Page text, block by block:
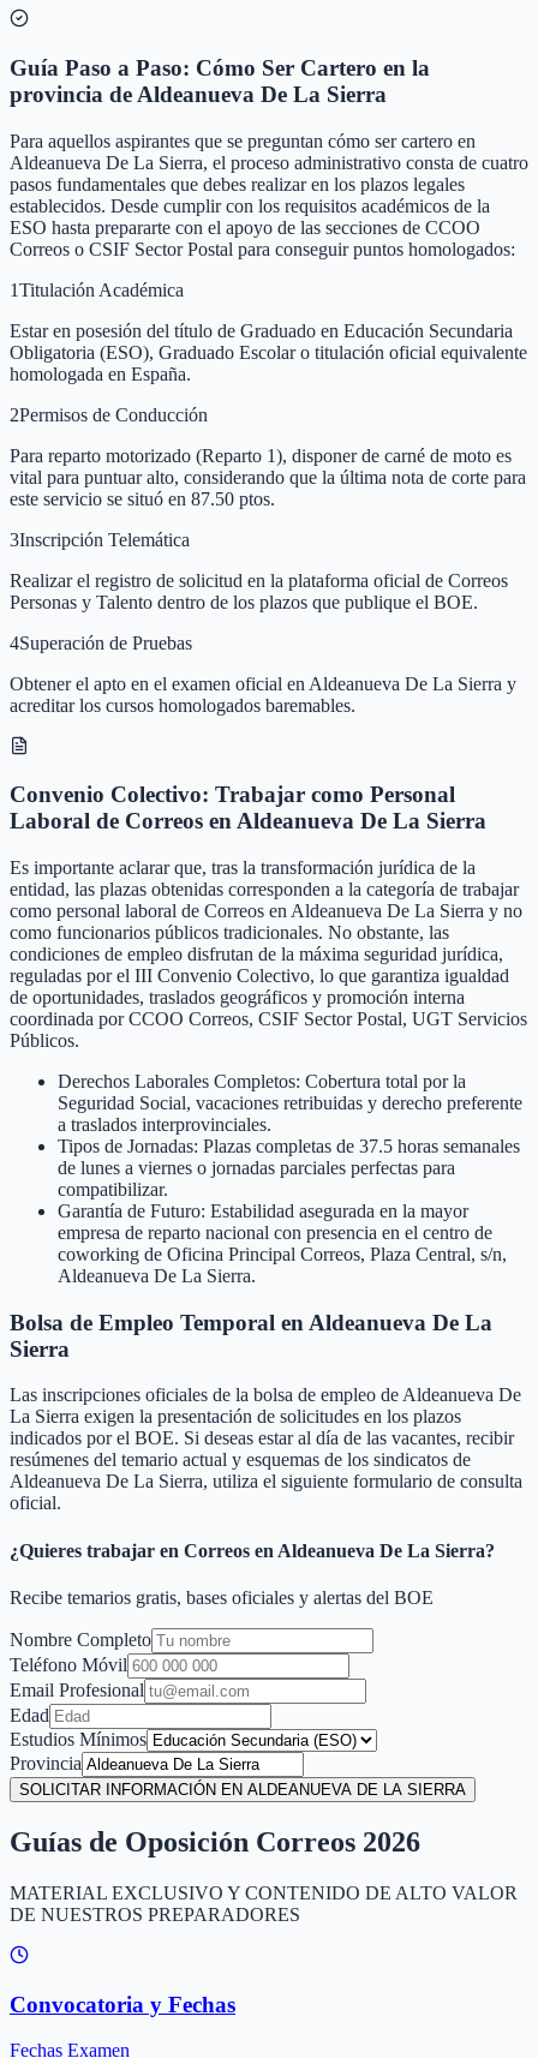
Guía Paso a Paso: Cómo Ser Cartero en la
provincia de Aldeanueva De La Sierra
Para aquellos aspirantes que se preguntan cómo ser cartero en
Aldeanueva De La Sierra, el proceso administrativo consta de cuatro
pasos fundamentales que debes realizar en los plazos legales
establecidos. Desde cumplir con los requisitos académicos de la
ESO hasta prepararte con el apoyo de las secciones de CCOO
Correos o CSIF Sector Postal para conseguir puntos homologados:
1Titulación Académica
Estar en posesión del título de Graduado en Educación Secundaria
Obligatoria (ESO), Graduado Escolar o titulación oficial equivalente
homologada en España.
2Permisos de Conducción
Para reparto motorizado (Reparto 1), disponer de carné de moto es
vital para puntuar alto, considerando que la última nota de corte para
este servicio se situó en 87.50 ptos.
3Inscripción Telemática
Realizar el registro de solicitud en la plataforma oficial de Correos
Personas y Talento dentro de los plazos que publique el BOE.
4Superación de Pruebas
Obtener el apto en el examen oficial en Aldeanueva De La Sierra y
acreditar los cursos homologados baremables.
Convenio Colectivo: Trabajar como Personal
Laboral de Correos en Aldeanueva De La Sierra
Es importante aclarar que, tras la transformación jurídica de la
entidad, las plazas obtenidas corresponden a la categoría de trabajar
como personal laboral de Correos en Aldeanueva De La Sierra y no
como funcionarios públicos tradicionales. No obstante, las
condiciones de empleo disfrutan de la máxima seguridad jurídica,
reguladas por el III Convenio Colectivo, lo que garantiza igualdad
de oportunidades, traslados geográficos y promoción interna
coordinada por CCOO Correos, CSIF Sector Postal, UGT Servicios
Públicos.
Derechos Laborales Completos: Cobertura total por la
Seguridad Social, vacaciones retribuidas y derecho preferente
a traslados interprovinciales.
Tipos de Jornadas: Plazas completas de 37.5 horas semanales
de lunes a viernes o jornadas parciales perfectas para
compatibilizar.
Garantía de Futuro: Estabilidad asegurada en la mayor
empresa de reparto nacional con presencia en el centro de
coworking de Oficina Principal Correos, Plaza Central, s/n,
Aldeanueva De La Sierra.
Bolsa de Empleo Temporal en Aldeanueva De La
Sierra
Las inscripciones oficiales de la bolsa de empleo deAldeanueva De
La Sierra exigen la presentación de solicitudes en los plazos
indicados por el BOE. Si deseas estar al día de las vacantes, recibir
resúmenes del temario actual y esquemas de los sindicatos de
Aldeanueva De La Sierra, utiliza el siguiente formulario de consulta
oficial.
¿Quieres trabajar en Correos en Aldeanueva De La Sierra?
Recibe temarios gratis, bases oficiales y alertas del BOE
Nombre Completo
Teléfono Móvil
Email Profesional
Edad
Estudios Mínimos
Provincia
SOLICITAR INFORMACIÓN EN ALDEANUEVA DE LA SIERRA
Guías de Oposición Correos 2026
MATERIAL EXCLUSIVO Y CONTENIDO DE ALTO VALOR
DE NUESTROS PREPARADORES
Convocatoria y Fechas
Fechas Examen